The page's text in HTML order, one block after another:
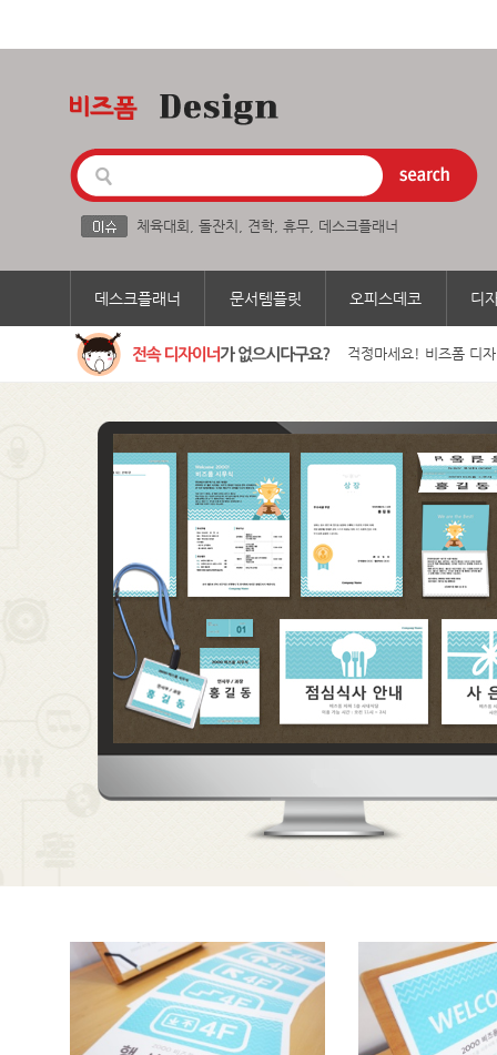
체육대회 돌잔치 견학, 휴무, 데스크플래너
데스크플래너 문서템플릿 오피스데코 디
걱정마세요! 비즈폼 디